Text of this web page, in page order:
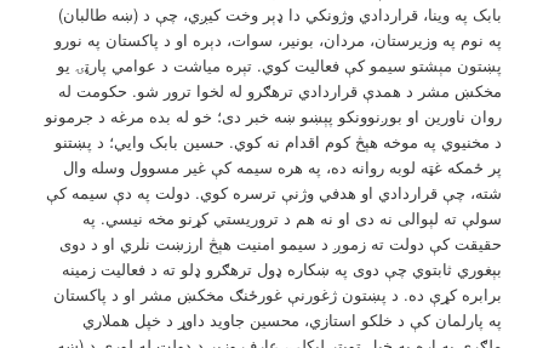
بابک په وینا، قراردادي وژونکي دا ډېر وخت کیږي، چې د (ښه طالبان)
په نوم په وزیرستان، مردان، بونیر، سوات، دېره او د پاکستان په نورو
پښتون مېشتو سیمو کې فعالیت کوي. تېره میاشت د عوامي پارټۍ یو
مخکښ مشر د همدې قراردادي ترهګرو له لخوا ترور شو. حکومت له
روان ناورین او بوږنوونکو پېښو ښه خبر دی؛ خو له بده مرغه د جرمونو
د مخنیوي په موخه هېڅ کوم اقدام نه کوي. حسین بابک وايي؛ د پښتنو
پر ځمکه غټه لوبه روانه ده، په هره سیمه کې غیر مسوول وسله وال
شته، چې قراردادي او هدفي وژنې ترسره کوي. دولت په دې سیمه کې
سولې ته لېوالی نه دی او نه هم د تروریستي کړنو مخه نیسي. په
حقیقت کې دولت ته زموږ د سیمو امنیت هېڅ ارزښت نلري او د دوی
بېغوري ثابتوي چې دوی په ښکاره ډول ترهګرو ډلو ته د فعالیت زمینه
برابره کړې ده. د پښتون ژغورنې غورځنګ مخکښ مشر او د پاکستان
په پارلمان کې د خلکو استازي، محسین جاوید داوړ د خپل هملاري